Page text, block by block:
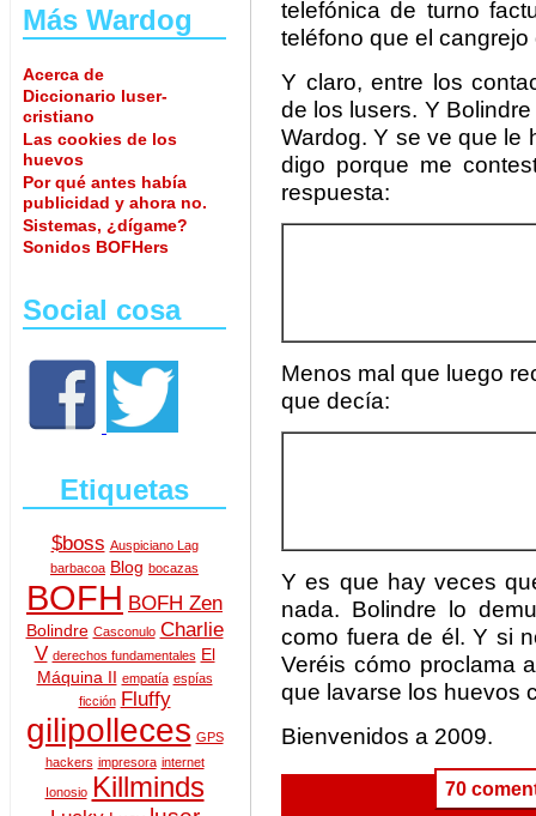
Más Wardog
Acerca de
Diccionario luser-
cristiano
Las cookies de los
huevos
Por qué antes había
publicidad y ahora no.
Sistemas, ¿dígame?
Sonidos BOFHers
Social cosa
Etiquetas
$boss Auspiciano Lag
barbacoa Blog bocazas
BOFH BOFH Zen
Bolindre Casconulo Charlie
V derechos fundamentales El
Máquina II empatía espías
ficción
Fluffy
gilipolleces GPS
hackers impresora internet
Ionosio Killminds
telefónica de turno
teléfono que el cangrejo
Y claro, entre los
de los lusers. Y
Wardog. Y se ve que le
digo porque me
respuesta:
Menos mal que luego
que decía:
Y es que hay veces
nada. Bolindre lo
como fuera de él. Y si
Veréis cómo proclama
que lavarse los huevos
Bienvenidos a 2009.
70